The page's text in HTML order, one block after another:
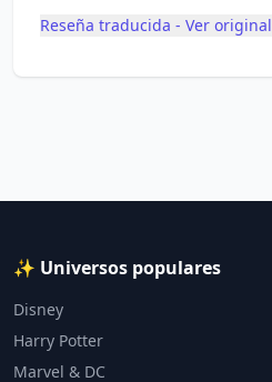
Reseña traducida - Ver original
✨ Universos populares
Disney
Harry Potter
Marvel & DC